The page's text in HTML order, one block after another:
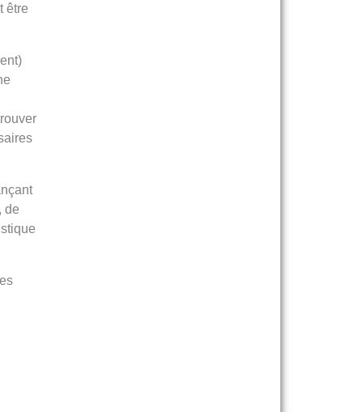
être
de